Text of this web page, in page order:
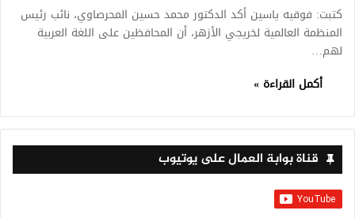
كتبت: فوقيه ياسين أكد الدكتور محمد حسين المحرصاوي، نائب رئيس
المنظمة العالمية لخريجي الأزهر، أن المحافظين على اللغة العربية
لهم…
أكمل القراءة »
قناة بوابة العمال على يوتيوب